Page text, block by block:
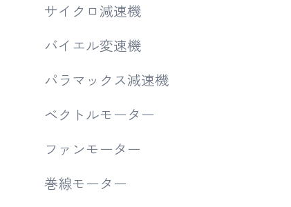
サイクロ減速機
バイエル変速機
パラマックス減速機
ベクトルモーター
ファンモーター
巻線モーター